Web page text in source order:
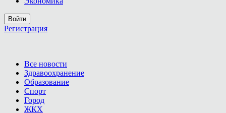
Войти
Регистрация
Все новости
Здравоохранение
Образование
Спорт
Город
ЖКХ